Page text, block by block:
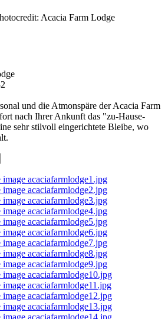
Acacia Farm Lodge
und die Atmonspäre der Acacia Farm
nach Ihrer Ankunft das "zu-Hause-
sehr stilvoll eingerichtete Bleibe, wo